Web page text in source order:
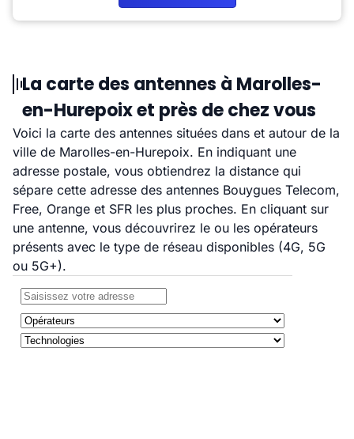
La carte des antennes à Marolles-
en-Hurepoix et près de chez vous
Voici la carte des antennes situées dans et autour de la
ville de Marolles-en-Hurepoix. En indiquant une
adresse postale, vous obtiendrez la distance qui
sépare cette adresse des antennes Bouygues Telecom,
Free, Orange et SFR les plus proches. En cliquant sur
une antenne, vous découvrirez le ou les opérateurs
présents avec le type de réseau disponibles (4G, 5G
ou 5G+).